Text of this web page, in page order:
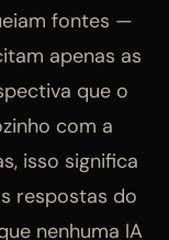
fontes —
apenas as
que o
com a
isso significa
respostas do
nenhuma IA